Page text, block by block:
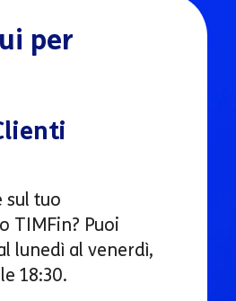
per
sul tuo
TIMFin? Puoi
lunedì al venerdì,
18:30.